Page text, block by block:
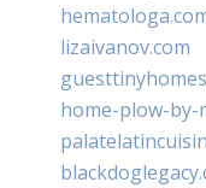
lizaivanov.com
home-plow-by-